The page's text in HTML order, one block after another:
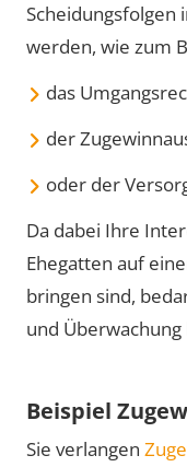
Scheidungsfolgen
werden, wie zum
das
der
oder der
Da dabei Ihre
Ehegatten auf
bringen sind,
und
Beispiel
Sie verlangen